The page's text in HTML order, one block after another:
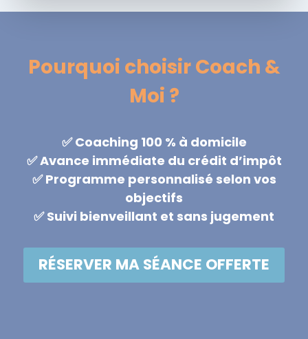
Pourquoi choisir Coach &
Moi ?
✅ Coaching 100 % à domicile
✅ Avance immédiate du crédit d’impôt
✅ Programme personnalisé selon vos
objectifs
✅ Suivi bienveillant et sans jugement
RÉSERVER MA SÉANCE OFFERTE